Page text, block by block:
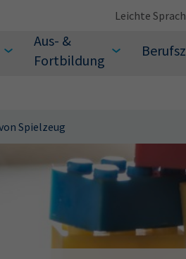
Aus- &
Fortbildung
Leichte
Sie?
Spielzeug